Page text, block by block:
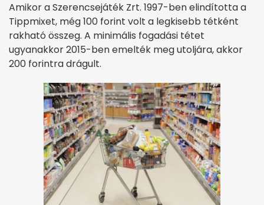
Amikor a Szerencsejáték Zrt. 1997-ben elindította a
Tippmixet, még 100 forint volt a legkisebb tétként
rakható összeg. A minimális fogadási tétet
ugyanakkor 2015-ben emelték meg utoljára, akkor
200 forintra drágult.